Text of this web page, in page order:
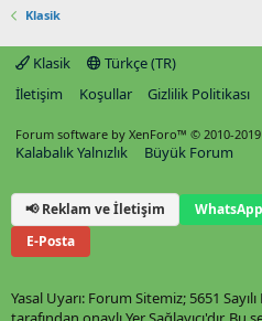
Klasik
Klasik
Türkçe (TR)
İletişim
Koşullar Gizlilik Politikası
Forum software by XenForo™ © 2010-
Kalabalık Yalnızlık Büyük Forum
📢 Reklam ve İletişim WhatsApp
E-Posta
Yasal Uyarı: Forum Sitemiz; 5651